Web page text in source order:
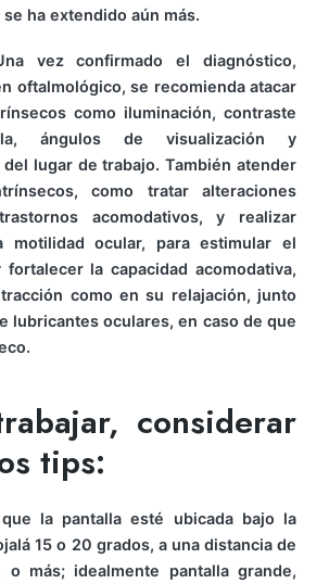
ha extendido aún más.
vez confirmado el diagnóstico,
oftalmológico, se recomienda atacar
como iluminación, contraste
ángulos de visualización y
lugar de trabajo. También atender
como tratar alteraciones
acomodativos, y realizar
motilidad ocular, para estimular el
la capacidad acomodativa,
como en su relajación, junto
lubricantes oculares, en caso de que
considerar
tips:
la pantalla esté ubicada bajo la
15 o 20 grados, a una distancia de
o más; idealmente pantalla grande,